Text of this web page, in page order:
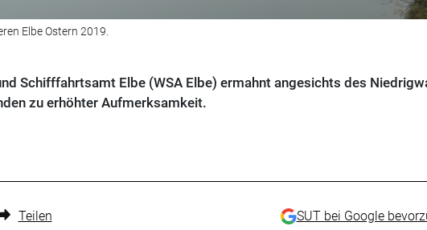
Elbe Ostern 2019.
Schifffahrtsamt Elbe (WSA Elbe) ermahnt angesichts des
zu erhöhter Aufmerksamkeit.
Teilen SUT bei Google